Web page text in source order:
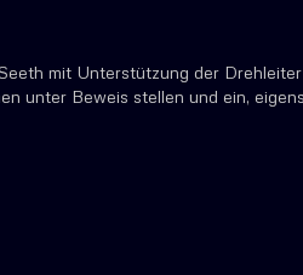
mit Unterstützung der
unter Beweis stellen und ein,